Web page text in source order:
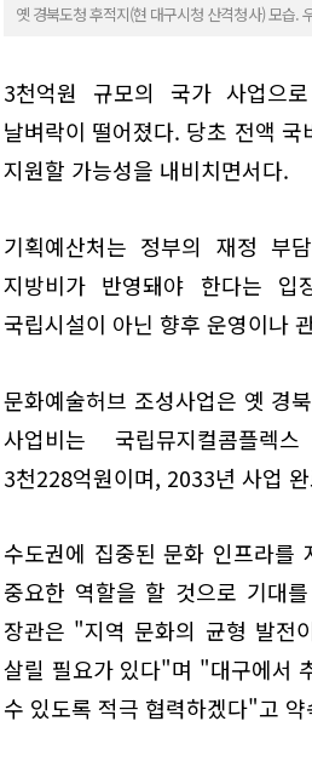
옛 경북도청 후적지(현 대구시청 산격청사) 모습.
3천억원 규모의 국가 사업으
날벼락이 떨어졌다. 당초 전액
지원할 가능성을 내비치면서다.
기획예산처는 정부의 재정 부
지방비가 반영돼야 한다는
국립시설이 아닌 향후 운영이나
문화예술허브 조성사업은 옛 경
사업비는 국립뮤지컬콤플렉
3천228억원이며, 2033년 사업
수도권에 집중된 문화 인프라를
중요한 역할을 할 것으로 기대
장관은 "지역 문화의 균형 발전
살릴 필요가 있다"며 "대구에서
수 있도록 적극 협력하겠다"고